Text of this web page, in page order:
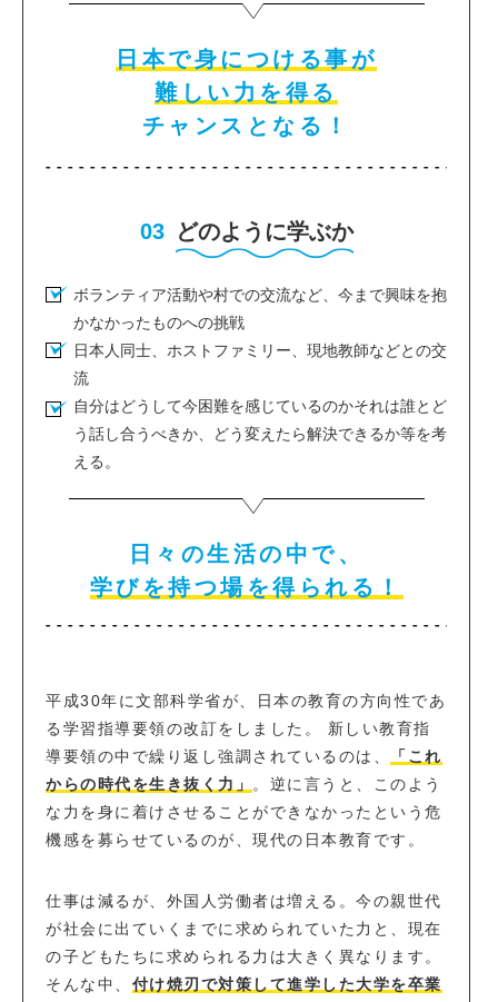
日本で身につける事が
難しい力を得る
チャンスとなる！
03 どのように学ぶか
ボランティア活動や村での交流など、今まで興味を抱
かなかったものへの挑戦
日本人同士、ホストファミリー、現地教師などとの交
流
自分はどうして今困難を感じているのかそれは誰とど
う話し合うべきか、どう変えたら解決できるか等を考
える。
日々の生活の中で、
学びを持つ場を得られる！
平成30年に文部科学省が、日本の教育の方向性であ
る学習指導要領の改訂をしました。 新しい教育指
導要領の中で繰り返し強調されているのは、
「これ
からの時代を生き抜く力」
。逆に言うと、このよう
な力を身に着けさせることができなかったという危
機感を募らせているのが、現代の日本教育です。
仕事は減るが、外国人労働者は増える。今の親世代
が社会に出ていくまでに求められていた力と、現在
の子どもたちに求められる力は大きく異なります。
そんな中、 付け焼刃で対策して進学した大学を卒業